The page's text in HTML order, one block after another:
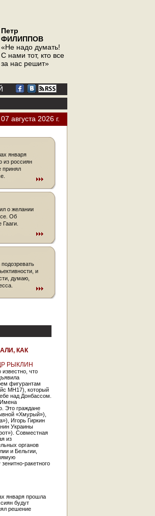
Петр
ФИЛИППОВ
«Не надо думать!
С нами тот, кто все
за нас решит»
07 августа 2026 г.
января
из россиян
принял
о желании
Об
и
думаю,
КАК
РЫКЛИН
что
фигурантам
MH17), который
над Донбассом.
Имена
Это граждане
«Хмурый»),
Игорь Гиркин
Украины
Совместная
из
органов
и Бельгии,
ракетного
января прошла
будут
решение